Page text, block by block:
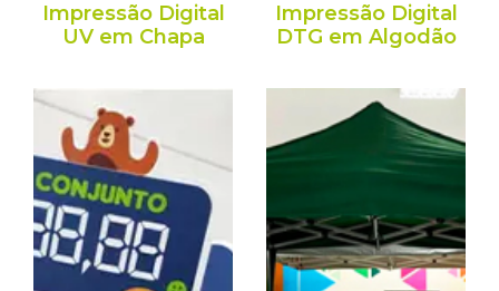
Impressão Digital
UV em Chapa
Impressão Digital
DTG em Algodão